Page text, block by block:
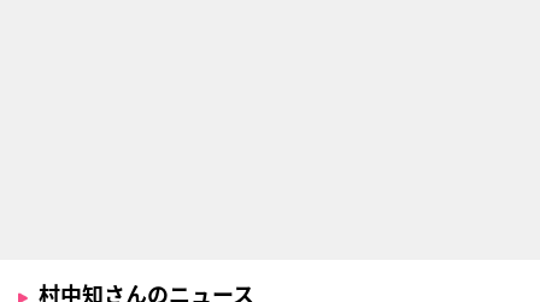
ミーチェ
村中知さんのニュース